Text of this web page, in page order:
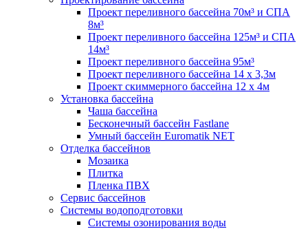
Проект переливного бассейна 70м³ и СПА
8м³
Проект переливного бассейна 125м³ и СПА
14м³
Проект переливного бассейна 95м³
Проект переливного бассейна 14 х 3,3м
Проект скиммерного бассейна 12 х 4м
Установка бассейна
Чаша бассейна
Бесконечный бассейн Fastlane
Умный бассейн Euromatik NET
Отделка бассейнов
Мозаика
Плитка
Пленка ПВХ
Сервис бассейнов
Системы водоподготовки
Системы озонирования воды